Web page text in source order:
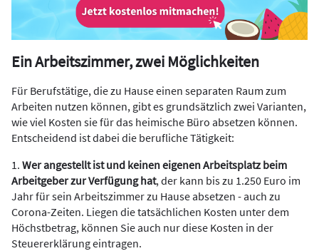
Ein Arbeitszimmer, zwei Möglichkeiten
Für Berufstätige, die zu Hause einen separaten Raum zum
Arbeiten nutzen können, gibt es grundsätzlich zwei Varianten,
wie viel Kosten sie für das heimische Büro absetzen können.
Entscheidend ist dabei die berufliche Tätigkeit:
1. Wer angestellt ist und keinen eigenen Arbeitsplatz beim
Arbeitgeber zur Verfügung hat, der kann bis zu 1.250 Euro im
Jahr für sein Arbeitszimmer zu Hause absetzen - auch zu
Corona-Zeiten. Liegen die tatsächlichen Kosten unter dem
Höchstbetrag, können Sie auch nur diese Kosten in der
Steuererklärung eintragen.